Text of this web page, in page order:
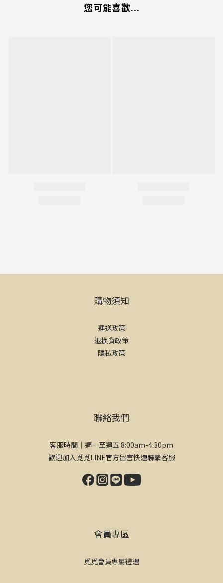
您可能喜歡...
購物須知
運送政策
退換貨政策
隱私政策
聯絡我們
客服時間｜週一至週五 8:00am-4:30pm
歡迎加入覓覓LINE官方留言快速聯繫客服
會員專區
覓覓會員專屬禮遇